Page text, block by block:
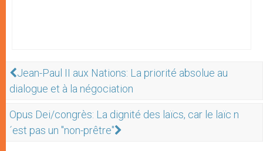
Jean-Paul II aux Nations: La priorité absolue au
dialogue et à la négociation
Opus Dei/congrès: La dignité des laïcs, car le laïc n
´est pas un "non-prêtre"